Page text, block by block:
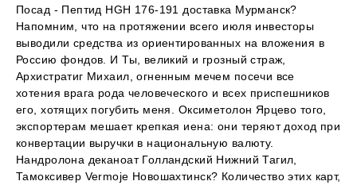
Посад - Пептид HGH 176-191 доставка Мурманск?
Напомним, что на протяжении всего июля инвесторы
выводили средства из ориентированных на вложения в
Россию фондов. И Ты, великий и грозный страж,
Архистратиг Михаил, огненным мечем посечи все
хотения врага рода человеческого и всех приспешников
его, хотящих погубить меня. Оксиметолон Ярцево того,
экспортерам мешает крепкая иена: они теряют доход при
конвертации выручки в национальную валюту.
Нандролона деканоат Голландский Нижний Тагил,
Тамоксивер Vermoje Новошахтинск? Количество этих карт,